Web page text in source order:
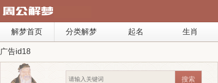
解梦首页 分类解梦 起名 生肖
广告id18